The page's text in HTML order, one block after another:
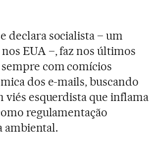
declara socialista – um
EUA –, faz nos últimos
com comícios
dos e-mails, buscando
esquerdista que inflama
regulamentação
ambiental.